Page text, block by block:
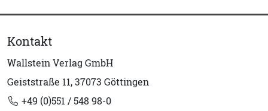
Kontakt
Wallstein Verlag GmbH
Geiststraße 11, 37073 Göttingen
+49 (0)551 / 548 98-0